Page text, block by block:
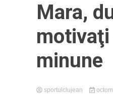
Mara,
minune
sportulclujean